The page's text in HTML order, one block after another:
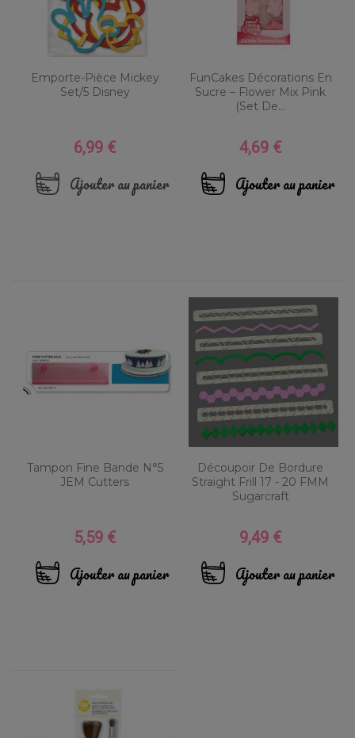
Emporte-Pièce Mickey
Set/5 Disney
Prix
6,99 €
Ajouter au panier
FunCakes Décorations En
Sucre – Flower Mix Pink
(Set De...
Prix
4,69 €
Ajouter au panier
Tampon Fine Bande N°5
JEM Cutters
Prix
5,59 €
Ajouter au panier
Découpoir De Bordure
Straight Frill 17 - 20 FMM
Sugarcraft
Prix
9,49 €
Ajouter au panier